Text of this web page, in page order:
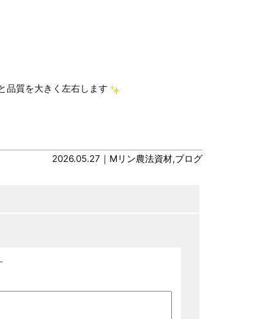
品質を大きく左右します
2026.05.27｜ Mリン農法資材,ブログ